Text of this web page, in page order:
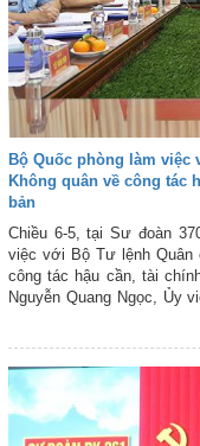
Bộ Quốc phòng làm việc
Không quân về công tác
bản
Chiều 6-5, tại Sư đoàn
việc với Bộ Tư lệnh Quân
công tác hậu cần, tài
Nguyễn Quang Ngọc, Ủy
Quân ủy Trung ương,
Làm việc với đoàn có
chủng PK-KQ và lãnh đạo,